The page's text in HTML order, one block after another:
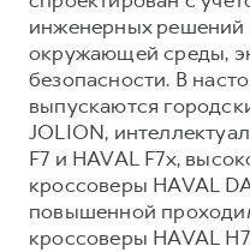
инженерных решений
окружающей среды,
безопасности. В
выпускаются
JOLION,
F7 и HAVAL F7x,
кроссоверы HAVAL
повышенной
кроссоверы HAVAL